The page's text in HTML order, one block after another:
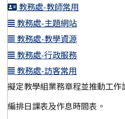
教務處-教師常用
教務處-主題網站
教務處-教學資源
教務處-行政服務
教務處-訪客常用
擬定教學組業務章程並推動工作
編排日課表及作息時間表。